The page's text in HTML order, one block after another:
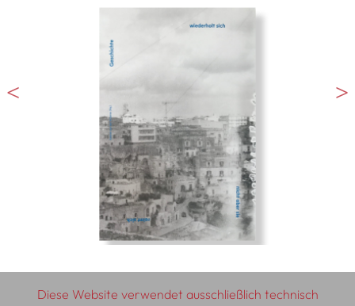
Diese Website verwendet ausschließlich technisch